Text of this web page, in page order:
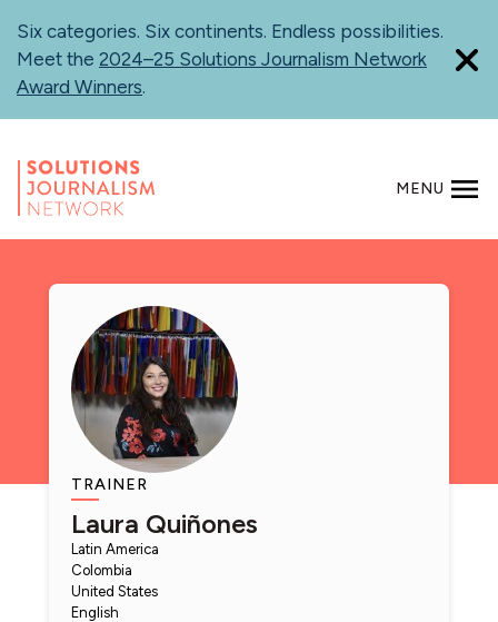
main
content
Six categories. Six continents. Endless possibilities.
Meet the 2024–25 Solutions Journalism Network
Award Winners.
MENU
TRAINER
Laura Quiñones
Latin America
Colombia
United States
English